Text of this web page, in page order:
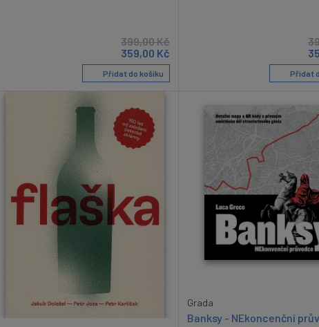
399,00Kč
359,00 Kč
Přidat do košíku Přidat
Grada
Banksy - NEkoncenční